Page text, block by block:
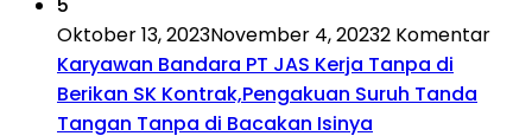
Oktober 13, 2023November 4, 20232 Komentar
Karyawan Bandara PT JAS Kerja Tanpa di
Berikan SK Kontrak,Pengakuan Suruh Tanda
Tangan Tanpa di Bacakan Isinya